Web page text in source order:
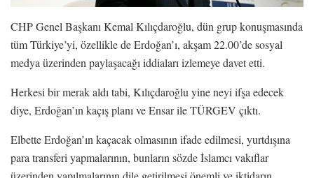
CHP Genel Başkanı Kemal Kılıçdaroğlu, dün grup konuşmasında
tüm Türkiye’yi, özellikle de Erdoğan’ı, akşam 22.00’de sosyal
medya üzerinden paylaşacağı iddiaları izlemeye davet etti.
Herkesi bir merak aldı tabi, Kılıçdaroğlu yine neyi ifşa edecek
diye, Erdoğan’ın kaçış planı ve Ensar ile TÜRGEV çıktı.
Elbette Erdoğan’ın kaçacak olmasının ifade edilmesi, yurtdışına
para transferi yapmalarının, bunların sözde İslamcı vakıflar